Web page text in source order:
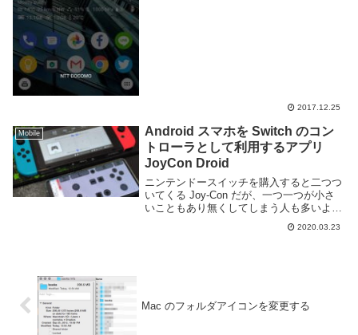
2017.12.25
Mobile
Android スマホを Switch のコン
トローラとして利用するアプリ
JoyCon Droid
ニンテンドースイッチを購入すると二つつ
いてくる Joy-Con だが、一つ一つが小さ
いこともあり無くしてしまう人も多いよう
だ。また、ゲームによっては四人プレイ対
応のものもあり、コントローラが足りない
2020.03.23
Mac のフォルダアイコンを変更する